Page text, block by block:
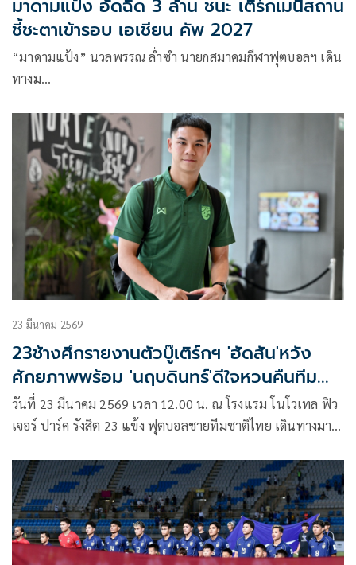
มาดามแป้ง อัดฉีด 3 ล้าน ชนะ เติร์กเมนิสถาน
ชี้ชะตาเข้ารอบ เอเชียน คัพ 2027
“มาดามแป้ง” นวลพรรณ ล่ำซำ นายกสมาคมกีฬาฟุตบอลฯ เดิน
ทางม…
23 มีนาคม 2569
23ช้างศึกรายงานตัวบู๊เติร์กฯ 'ฮัดสัน'หวัง
ศักยภาพพร้อม 'นฤบดินทร์'ดีใจหวนคืนทีม
ชาติ
วันที่ 23 มีนาคม 2569 เวลา 12.00 น. ณ โรงแรม โนโวเทล ฟิว
เจอร์ ปาร์ค รังสิต 23 แข้ง ฟุตบอลชายทีมชาติไทย เดินทางมา
เชียน คัพ 2027 รอบคัดเลือก กลุ่มดี นัดที่ 6 ที่จะพบกับ เติร์กเมนิ
สถาน ณ ราชมังคลากีฬาสถาน ในวันที่ 31 มีนาคม 2569